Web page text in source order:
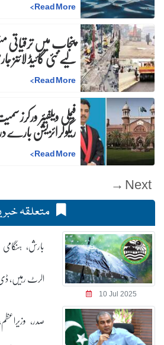
Read More
>
پنجاب میں
لیے نئی گائیڈ لائنز
Read More
>
فیملی ویلفیئر ورکرز
ریگولرائزیشن بارے
Read More
>
Next →
متعلقہ
10 Jul 2025
بارش،
الرٹ رہیں،
صدر،